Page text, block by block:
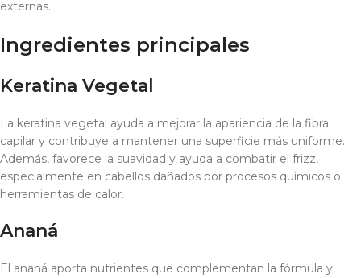
externas.
Ingredientes principales
Keratina Vegetal
La keratina vegetal ayuda a mejorar la apariencia de la fibra
capilar y contribuye a mantener una superficie más uniforme.
Además, favorece la suavidad y ayuda a combatir el frizz,
especialmente en cabellos dañados por procesos químicos o
herramientas de calor.
Ananá
El ananá aporta nutrientes que complementan la fórmula y